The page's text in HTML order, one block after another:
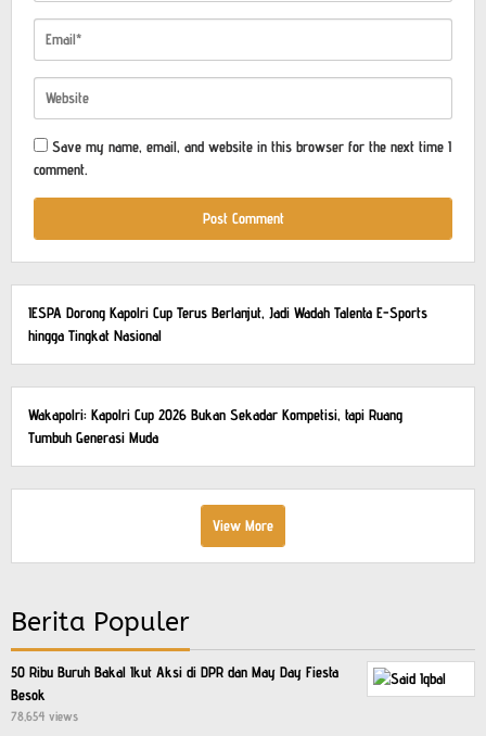
Save my name, email, and website in this browser for the next time I
comment.
IESPA Dorong Kapolri Cup Terus Berlanjut, Jadi Wadah Talenta E-Sports
hingga Tingkat Nasional
Wakapolri: Kapolri Cup 2026 Bukan Sekadar Kompetisi, tapi Ruang
Tumbuh Generasi Muda
View More
Berita Populer
50 Ribu Buruh Bakal Ikut Aksi di DPR dan May Day Fiesta
Besok
78,654 views